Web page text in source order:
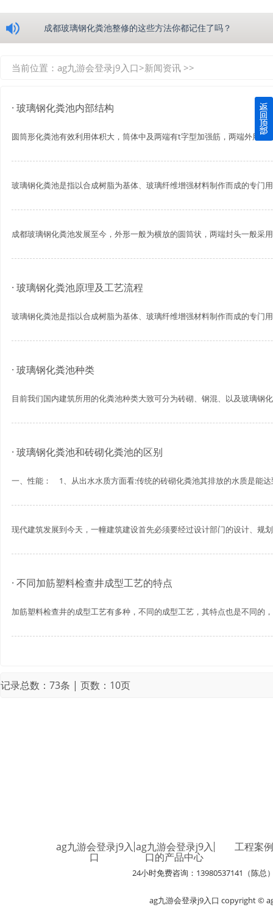
成都玻璃钢化粪池整修的这些方法你都记住了吗？
四川玻璃钢化粪池逐渐取代传统玻璃钢化粪池的这几点原因
四川玻璃钢化粪池选购时应该如何进行挑选？
在安装绵阳玻璃钢化粪池时可能遇到这些难题
使用成都玻璃钢化粪池的七大好处你都记住了吗？
当前位置： ag九游会登录j9入口>新闻资讯 >>
· 玻璃钢化粪池内部结构
圆筒形化粪池有效利用体积大，筒体中及两端有t字型加强筋，两端外用车
玻璃钢化粪池是指以合成树脂为基体、玻璃纤维增强材料制作而成的专门
成都玻璃钢化粪池发展至今，外形一般为横放的圆筒状，两端封头一般采
· 玻璃钢化粪池原理及工艺流程
玻璃钢化粪池是指以合成树脂为基体、玻璃纤维增强材料制作而成的专门
· 玻璃钢化粪池种类
目前我们国内建筑所用的化粪池种类大致可分为砖砌、钢混、以及玻璃钢
· 玻璃钢化粪池和砖砌化粪池的区别
一、性能： 1、从出水水质方面看:传统的砖砌化粪池其排放的水质是能达
现代建筑发展到今天，一幢建筑建设首先必须要经过设计部门的设计、规
· 不同加筋塑料检查井成型工艺的特点
加筋塑料检查井的成型工艺有多种，不同的成型工艺，其特点也是不同的
记录总数：73条 | 页数：10页
ag九游会登录j9入
口
ag九游会登录j9入
口的产品中心
工程案例
24小时免费咨询：13980537141（陈总
ag九游会登录j9入口 copyright ©